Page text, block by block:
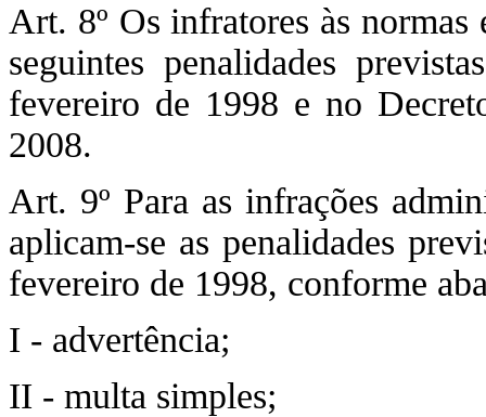
Art. 8º Os infratores às normas
seguintes penalidades
fevereiro de 1998 e no
2008.
Art. 9º Para as infrações
aplicam-se as penalidades
fevereiro de 1998, conforme
I - advertência;
II - multa simples;